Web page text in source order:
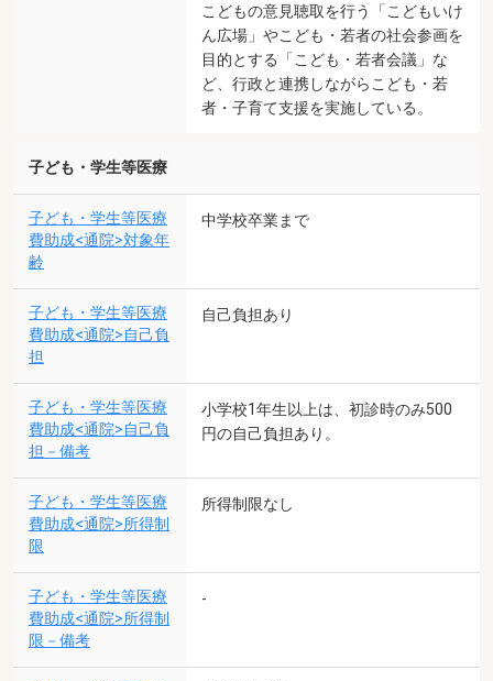
こどもの意見聴取を行う「こどもいけ
ん広場」やこども・若者の社会参画を
目的とする「こども・若者会議」な
ど、行政と連携しながらこども・若
者・子育て支援を実施している。
子ども・学生等医療
子ども・学生等医療
費助成<通院>対象年
齢
中学校卒業まで
子ども・学生等医療
費助成<通院>自己負
担
自己負担あり
子ども・学生等医療
費助成<通院>自己負
担－備考
小学校1年生以上は、初診時のみ500
円の自己負担あり。
子ども・学生等医療
費助成<通院>所得制
限
所得制限なし
子ども・学生等医療
費助成<通院>所得制
限－備考
-